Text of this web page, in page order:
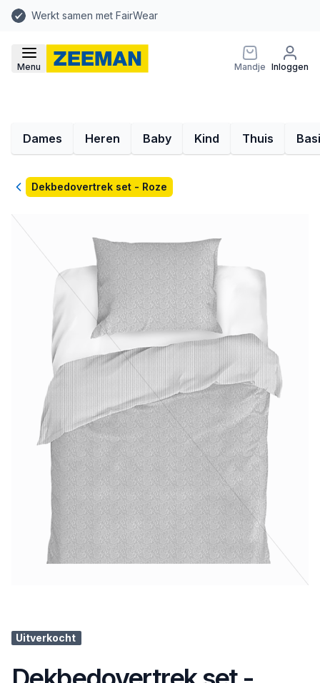
Werkt samen met FairWear
Menu Mandje Inloggen
Dames Heren Baby Kind Thuis
TerugDekbedovertrek set - Roze
Uitverkocht